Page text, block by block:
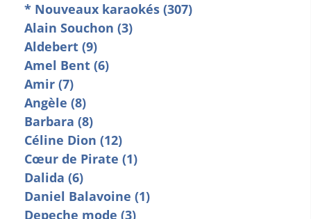
* Nouveaux karaokés (307)
Alain Souchon (3)
Aldebert (9)
Amel Bent (6)
Amir (7)
Angèle (8)
Barbara (8)
Céline Dion (12)
Cœur de Pirate (1)
Dalida (6)
Daniel Balavoine (1)
Depeche mode (3)